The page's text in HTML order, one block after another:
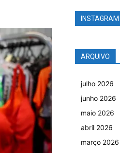
INSTAGRAM
ARQUIVO
julho 2026
junho 2026
maio 2026
abril 2026
março 2026